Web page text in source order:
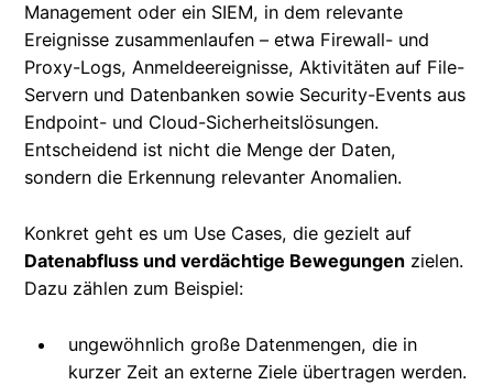
Management oder ein SIEM, in dem relevante
Ereignisse zusammenlaufen – etwa Firewall- und
Proxy-Logs, Anmeldeereignisse, Aktivitäten auf File-
Servern und Datenbanken sowie Security-Events aus
Endpoint- und Cloud-Sicherheitslösungen.
Entscheidend ist nicht die Menge der Daten,
sondern die Erkennung relevanter Anomalien.
Konkret geht es um Use Cases, die gezielt auf
Datenabfluss und verdächtige Bewegungen zielen.
Dazu zählen zum Beispiel:
ungewöhnlich große Datenmengen, die in
kurzer Zeit an externe Ziele übertragen werden.